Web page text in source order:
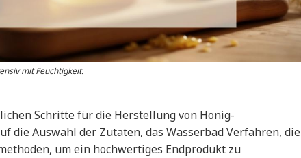
mit Feuchtigkeit.
Schritte für die Herstellung von Honig-
die Auswahl der Zutaten, das Wasserbad Verfahren, die
um ein hochwertiges Endprodukt zu